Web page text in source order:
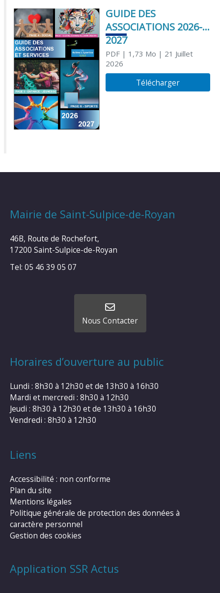
GUIDE DES
ASSOCIATIONS 2026-
2027
PDF| 1,73 Mo | 21 Juillet
2026
Télécharger
Mairie de Saint-Sulpice-de-Royan
46B, Route de Rochefort,
17200 Saint-Sulpice-de-Royan
Tel: 05 46 39 05 07
Nous Contacter
Horaires d’ouverture au public
Lundi : 8h30 à 12h30 et de 13h30 à 16h30
Mardi et mercredi : 8h30 à 12h30
Jeudi : 8h30 à 12h30 et de 13h30 à 16h30
Vendredi : 8h30 à 12h30
Liens
Accessibilité : non conforme
Plan du site
Mentions légales
Politique générale de protection des données à
caractère personnel
Gestion des cookies
Application SSR Actus